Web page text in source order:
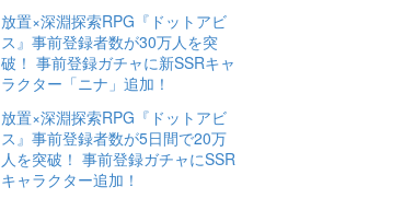
放置×深淵探索RPG『ドットアビ
ス』事前登録者数が30万人を突
破！ 事前登録ガチャに新SSRキャ
ラクター「ニナ」追加！
放置×深淵探索RPG『ドットアビ
ス』事前登録者数が5日間で20万
人を突破！ 事前登録ガチャにSSR
キャラクター追加！